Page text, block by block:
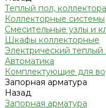
Теплый пол, коллектора
Коллекторные системы
Смесительные узлы и
Шкафы коллекторные
Электрический теплый
Автоматика
Комплектующие для
Запорная арматура
Назад
Запорная арматура